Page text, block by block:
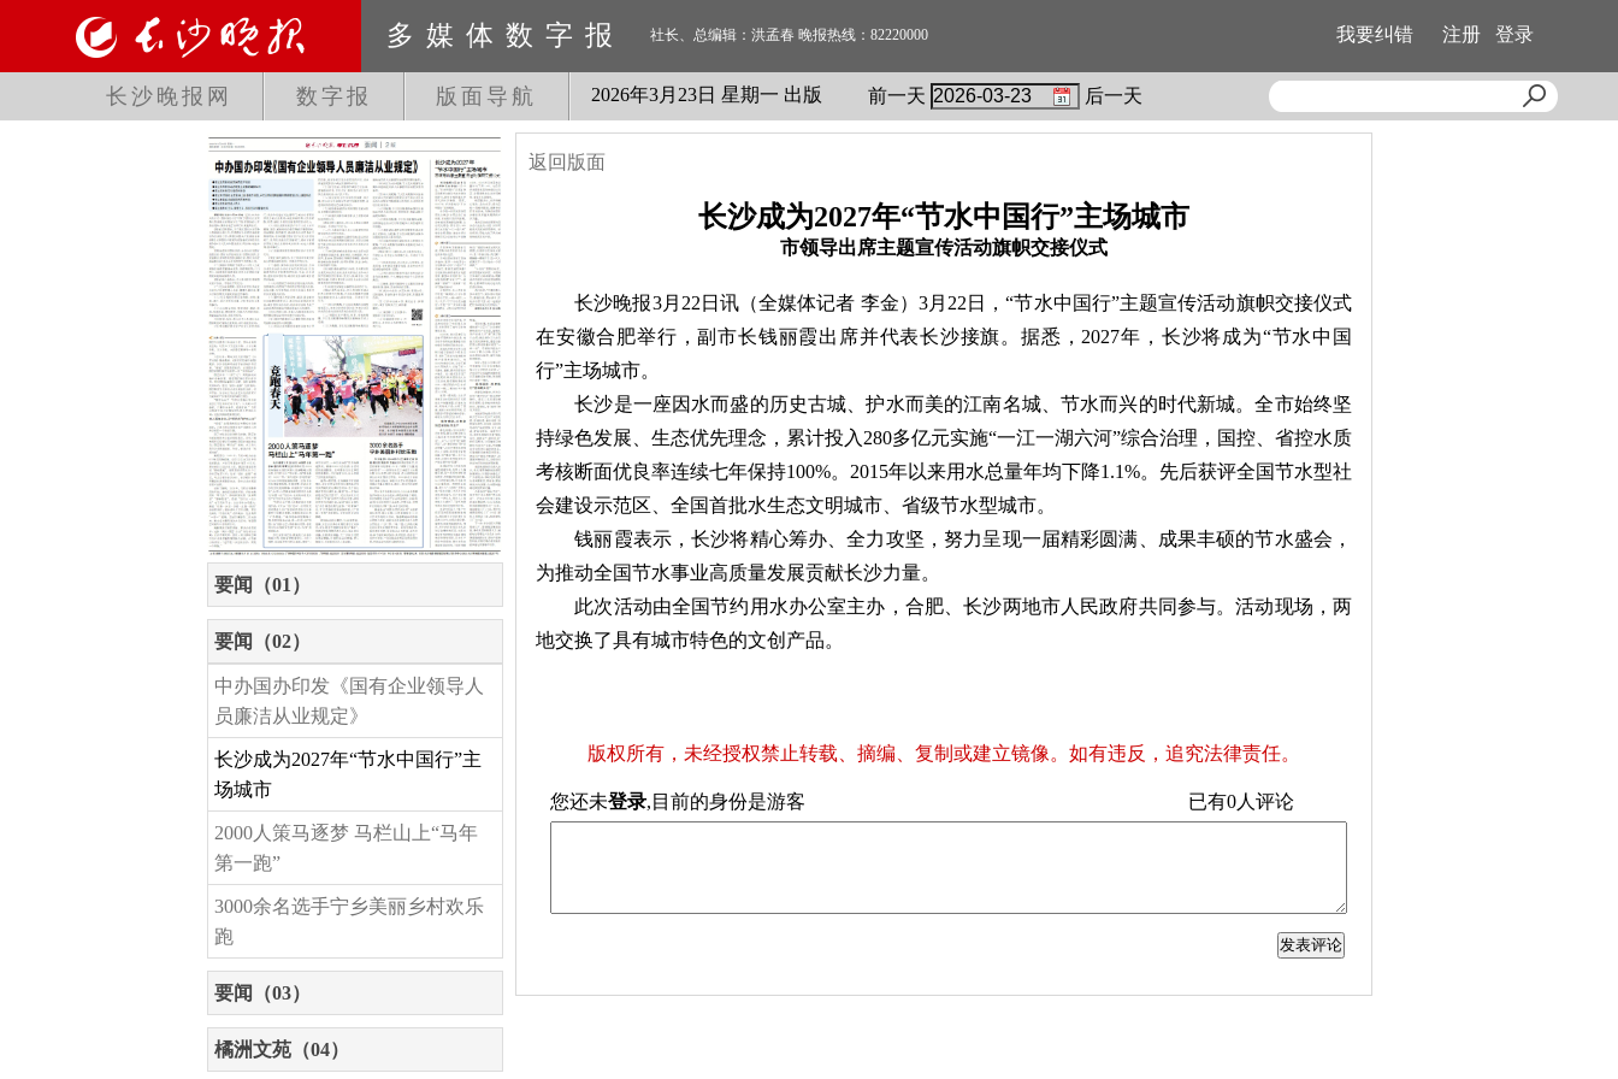
多媒体数字报 社长、总编辑：洪孟春 晚报热线：82220000 我要纠错 注册 登录
长沙晚报网 数字报 版面导航 2026年3月 23日 星期一 出版 前一天 后一天
要闻（01）
要闻（02）
中办国办印发《国有企业领导人
员廉洁从业规定》
长沙成为2027年“节水中国行”主
场城市
2000人策马逐梦 马栏山上“马年
第一跑”
3000余名选手宁乡美丽乡村欢乐
跑
要闻（03）
橘洲文苑（04）
返回版面
长沙成为2027年“节水中国行”主场城市
市领导出席主题宣传活动旗帜交接仪式
长沙晚报3月22日讯（全媒体记者 李金）3月22日，“节水中国行”主题宣传活动旗帜交接仪式
在安徽合肥举行，副市长钱丽霞出席并代表长沙接旗。据悉，2027年，长沙将成为“节水中国
行”主场城市。
长沙是一座因水而盛的历史古城、护水而美的江南名城、节水而兴的时代新城。全市始终坚
持绿色发展、生态优先理念，累计投入280多亿元实施“一江一湖六河”综合治理，国控、省控水质
考核断面优良率连续七年保持100%。2015年以来用水总量年均下降1.1%。先后获评全国节水型社
会建设示范区、全国首批水生态文明城市、省级节水型城市。
钱丽霞表示，长沙将精心筹办、全力攻坚，努力呈现一届精彩圆满、成果丰硕的节水盛会，
为推动全国节水事业高质量发展贡献长沙力量。
此次活动由全国节约用水办公室主办，合肥、长沙两地市人民政府共同参与。活动现场，两
地交换了具有城市特色的文创产品。
版权所有，未经授权禁止转载、摘编、复制或建立镜像。如有违反，追究法律责任。
您还未登录,目前的身份是游客 已有0人评论